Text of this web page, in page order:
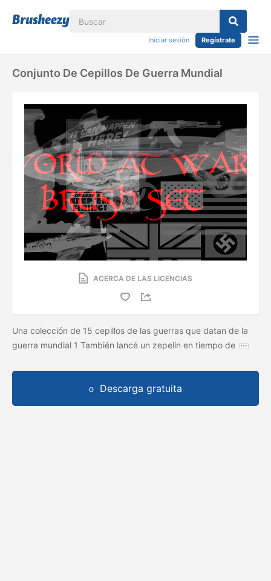
Iniciar sesión Regístrate
Conjunto De Cepillos De Guerra Mundial
ACERCA DE LAS LICENCIAS
Una colección de 15 cepillos de las guerras que datan de la
guerra mundial 1 También lancé un zepelín en tiempo de
Descarga gratuita